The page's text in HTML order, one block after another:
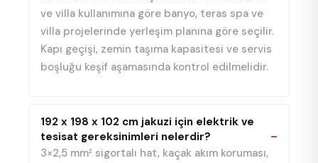
ve villa kullanımına göre banyo, teras spa ve
villa projelerinde yerleşim planına göre seçilir.
Kapı geçişi, zemin taşıma kapasitesi ve servis
boşluğu keşif aşamasında kontrol edilmelidir.
192 x 198 x 102 cm jakuzi için elektrik ve
tesisat gereksinimleri nelerdir?
3×2,5 mm² sigortalı hat, kaçak akım koruması,